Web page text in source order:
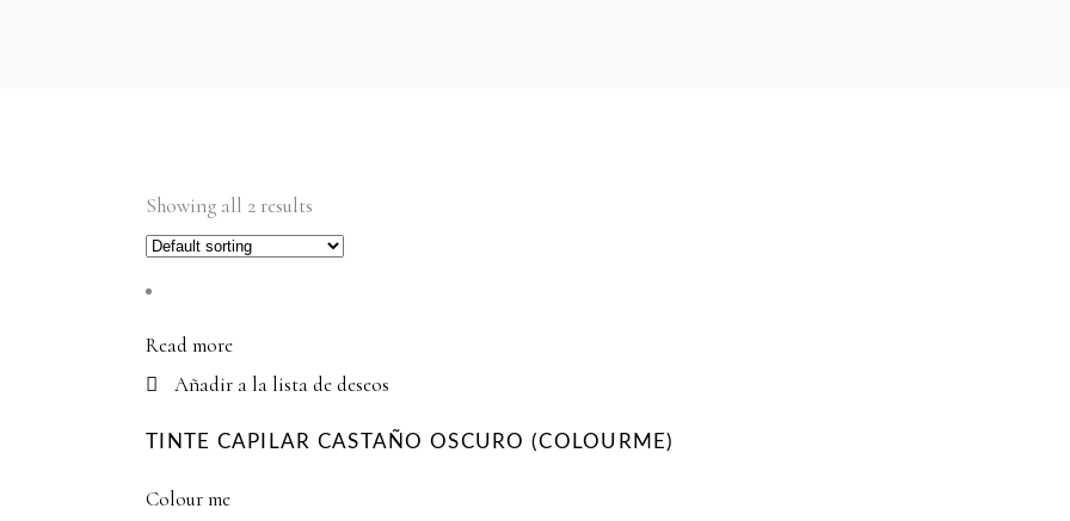
Showing all 2 results
Read more
Añadir a la lista de deseos
TINTE CAPILAR CASTAÑO OSCURO (COLOURME)
Colour me